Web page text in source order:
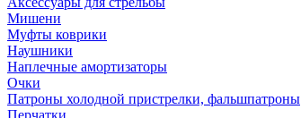
Мишени
Муфты коврики
Наушники
Наплечные амортизаторы
Очки
Патроны холодной пристрелки, фальшпатроны
Перчатки